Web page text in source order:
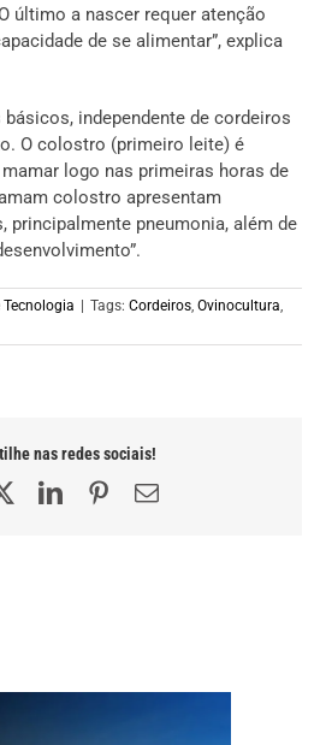
último a nascer requer atenção
de se alimentar”, explica
independente de cordeiros
O colostro (primeiro leite) é
logo nas primeiras horas de
colostro apresentam
principalmente pneumonia, além de
Tecnologia Tags: Cordeiros, Ovinocultura,
nas redes sociais!
LinkedInPinterest
E-